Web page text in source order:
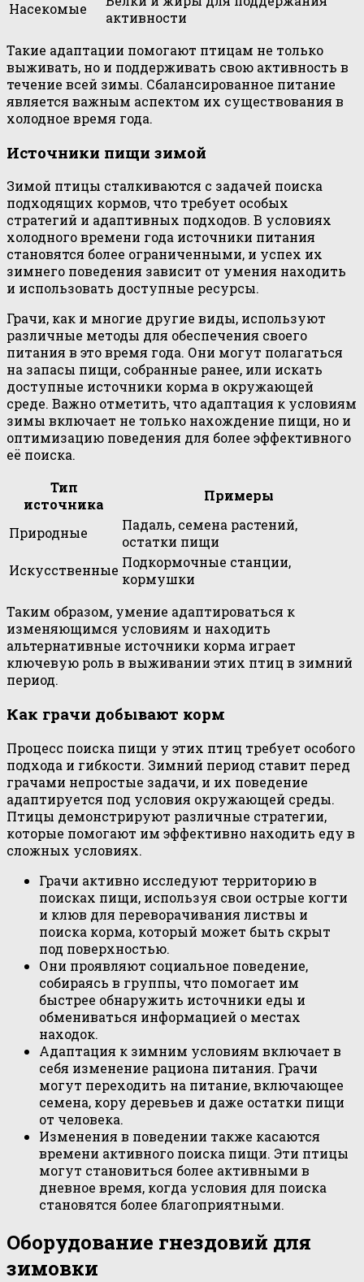
Насекомые
активности
Такие адаптации помогают птицам не только
выживать, но и поддерживать свою активность в
течение всей зимы. Сбалансированное питание
является важным аспектом их существования в
холодное время года.
Источники пищи зимой
Зимой птицы сталкиваются с задачей поиска
подходящих кормов, что требует особых
стратегий и адаптивных подходов. В условиях
холодного времени года источники питания
становятся более ограниченными, и успех их
зимнего поведения зависит от умения находить
и использовать доступные ресурсы.
Грачи, как и многие другие виды, используют
различные методы для обеспечения своего
питания в это время года. Они могут полагаться
на запасы пищи, собранные ранее, или искать
доступные источники корма в окружающей
среде. Важно отметить, что адаптация к условиям
зимы включает не только нахождение пищи, но и
оптимизацию поведения для более эффективного
её поиска.
Тип
источника
Примеры
Природные
Падаль, семена растений,
остатки пищи
Искусственные Подкормочные станции,
кормушки
Таким образом, умение адаптироваться к
изменяющимся условиям и находить
альтернативные источники корма играет
ключевую роль в выживании этих птиц в зимний
период.
Как грачи добывают корм
Процесс поиска пищи у этих птиц требует особого
подхода и гибкости. Зимний период ставит перед
грачами непростые задачи, и их поведение
адаптируется под условия окружающей среды.
Птицы демонстрируют различные стратегии,
которые помогают им эффективно находить еду в
сложных условиях.
Грачи активно исследуют территорию в
поисках пищи, используя свои острые когти
и клюв для переворачивания листвы и
поиска корма, который может быть скрыт
под поверхностью.
Они проявляют социальное поведение,
собираясь в группы, что помогает им
быстрее обнаружить источники еды и
обмениваться информацией о местах
находок.
Адаптация к зимним условиям включает в
себя изменение рациона питания. Грачи
могут переходить на питание, включающее
семена, кору деревьев и даже остатки пищи
от человека.
Изменения в поведении также касаются
времени активного поиска пищи. Эти птицы
могут становиться более активными в
дневное время, когда условия для поиска
становятся более благоприятными.
Оборудование гнездовий для
зимовки